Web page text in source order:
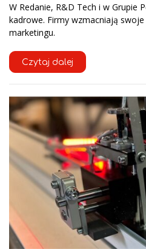
W Redanie, R&D Tech i w Grupie
kadrowe. Firmy wzmacniają swoje
marketingu.
Czytaj dalej